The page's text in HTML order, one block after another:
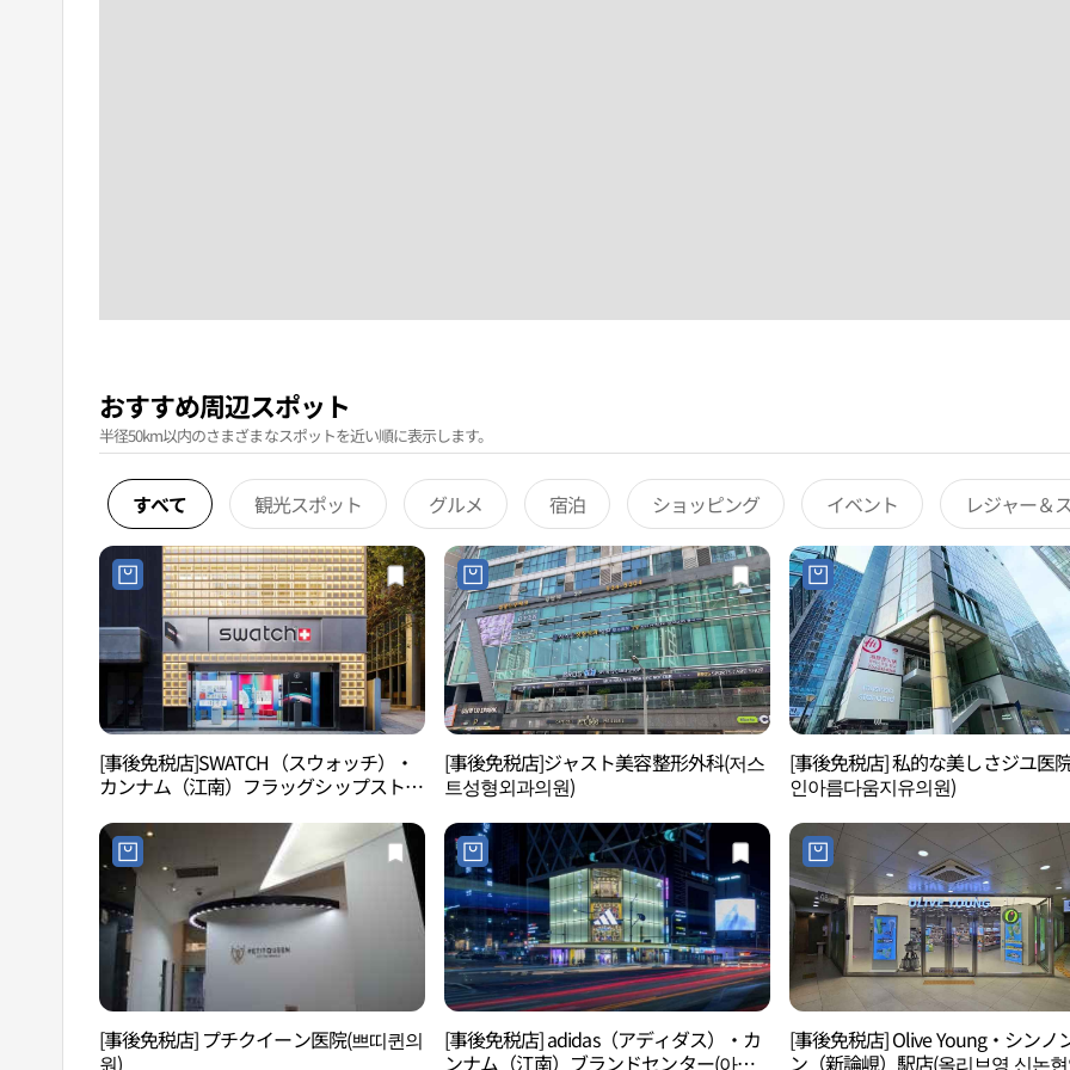
おすすめ周辺スポット
半径50km以内のさまざまなスポットを近い順に表示します。
すべて 観光スポット グルメ 宿泊 ショッピング イベント レジャー＆
[事後免税店]SWATCH（スウォッチ）・
カンナム（江南）フラッグシップストア
[事後免税店]ジャスト美容整形外科(저스
트성형외과의원)
[事後免税店] 私的な美しさジユ医
인아름다움지유의원)
[事後免税店] プチクイーン医院(쁘띠퀸의
원)
[事後免税店] adidas（アディダス）・カ
ンナム（江南）ブランドセンター(아디
[事後免税店] Olive Young・シンノ
ン（新論峴）駅店(올리브영 신논